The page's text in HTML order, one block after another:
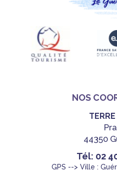
NOS
44350
Tél: 02
GPS --> Ville :